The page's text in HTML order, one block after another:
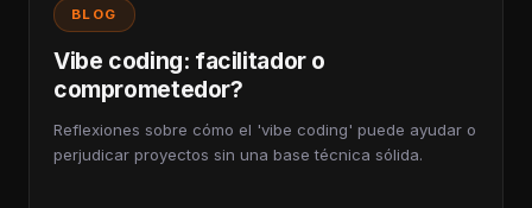
BLOG
Vibe coding: facilitador o
comprometedor?
Reflexiones sobre cómo el 'vibe coding' puede ayudar o
perjudicar proyectos sin una base técnica sólida.